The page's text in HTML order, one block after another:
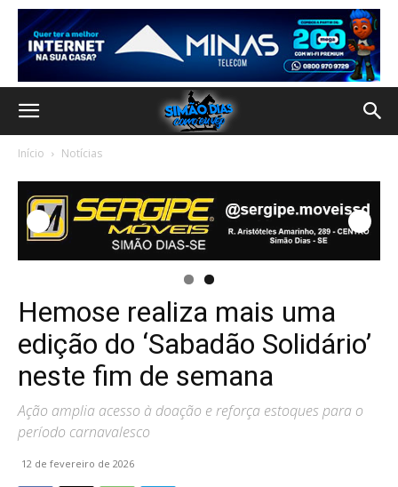
Início Notícias
Hemose realiza mais uma
edição do ‘Sabadão Solidário’
neste fim de semana
Ação amplia acesso à doação e reforça estoques para o
período carnavalesco
12 de fevereiro de 2026